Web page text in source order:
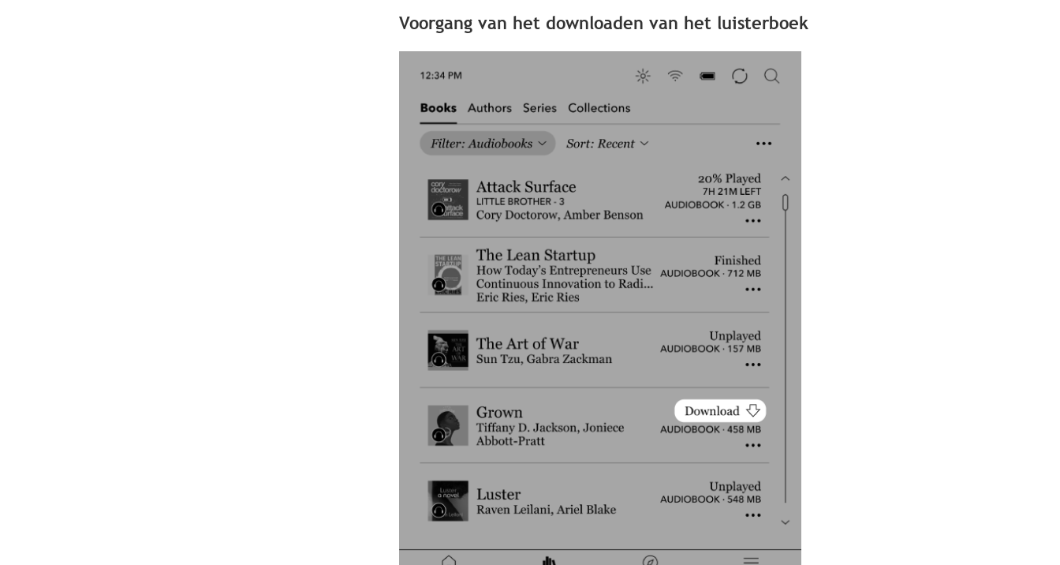
Voorgang van het downloaden van het luisterboek